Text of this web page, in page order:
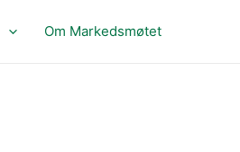
Om Markedsmøtet